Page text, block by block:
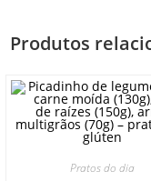
Produtos
Pratos do dia